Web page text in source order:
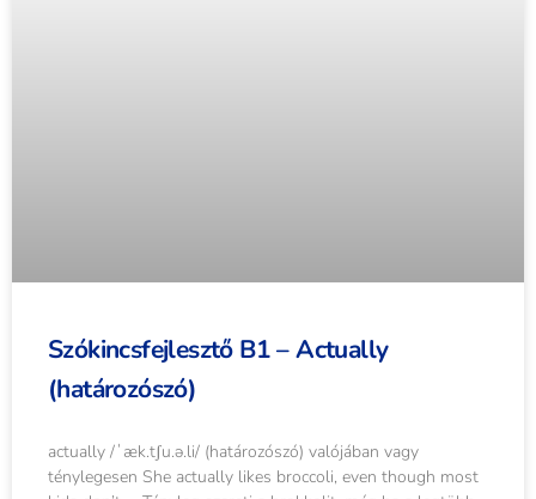
Szókincsfejlesztő B1 – Actually
(határozószó)
actually /ˈæk.tʃu.ə.li/ (határozószó) valójában vagy
ténylegesen She actually likes broccoli, even though most